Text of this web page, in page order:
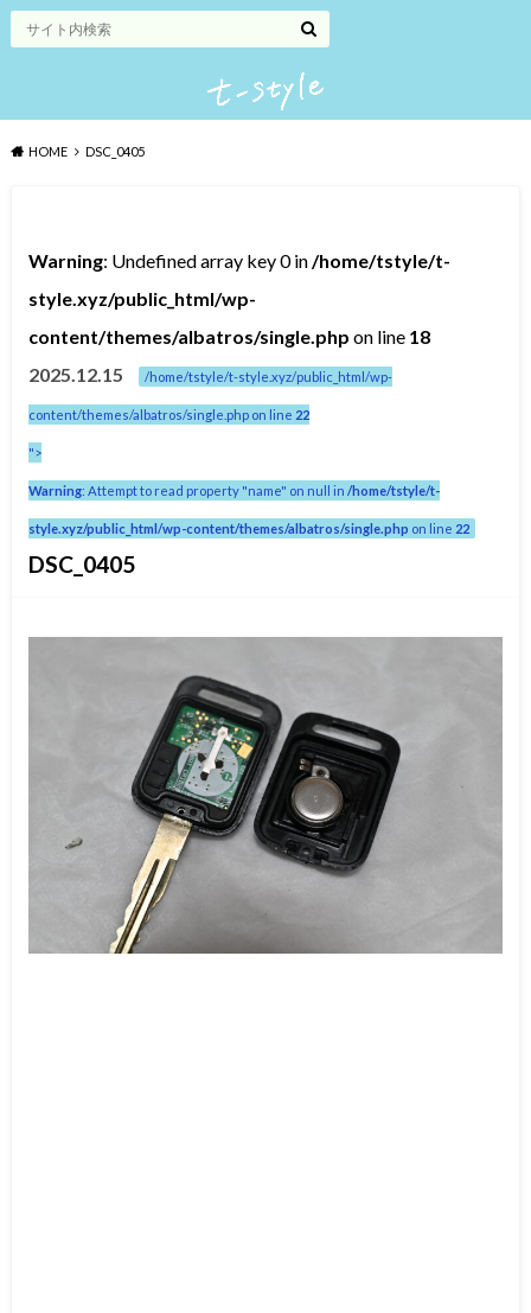
HOME DSC_0405
Warning: Undefined array key 0 in/home/tstyle/t-
style.xyz/public_html/wp-
content/themes/albatros/single.php on line 18
2025.12.15
/home/tstyle/t-style.xyz/public_html/wp-
content/themes/albatros/single.php on line 22
">
Warning: Attempt to read property "name" on null in/home/tstyle/t-
style.xyz/public_html/wp-content/themes/albatros/single.php on line 22
DSC_0405